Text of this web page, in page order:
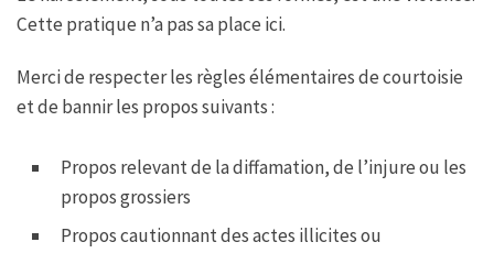
Cette pratique n’a pas sa place ici.
Merci de respecter les règles élémentaires de courtoisie
et de bannir les propos suivants :
Propos relevant de la diffamation, de l’injure ou les
propos grossiers
Propos cautionnant des actes illicites ou